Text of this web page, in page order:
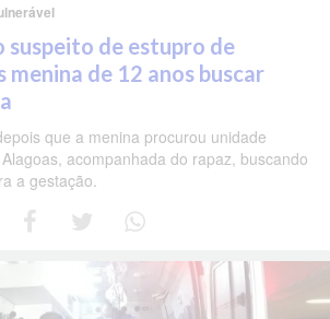
suspeito de estupro de
menina de 12 anos buscar
que a menina procurou unidade
acompanhada do rapaz, buscando
a gestação.